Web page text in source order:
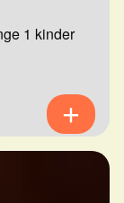
1 kinder